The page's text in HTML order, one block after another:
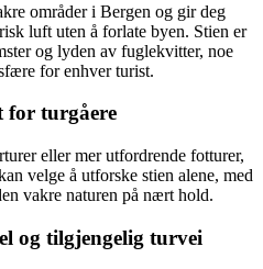
områder i Bergen og gir deg
luft uten å forlate byen. Stien er
og lyden av fuglekvitter, noe
for enhver turist.
for turgåere
eller mer utfordrende fotturer,
velge å utforske stien alene, med
vakre naturen på nært hold.
og tilgjengelig turvei